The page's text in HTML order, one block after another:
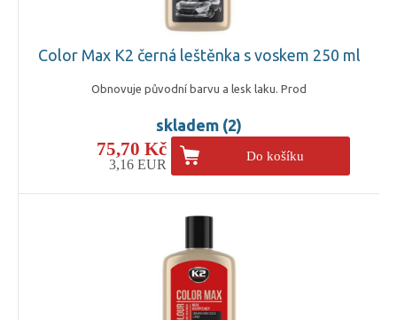
Color Max K2 černá leštěnka s voskem 250 ml
Obnovuje původní barvu a lesk laku. Prod
skladem (2)
75,70 Kč
3,16 EUR
Do košíku